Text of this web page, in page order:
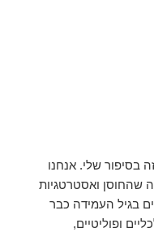
בסיפור שלי. אנחנו
שהחוסן ואסטרטגיות
בגיל העמידה כבר
ופוליטיים,